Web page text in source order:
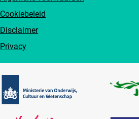
Cookiebeleid
Disclaimer
Privacy